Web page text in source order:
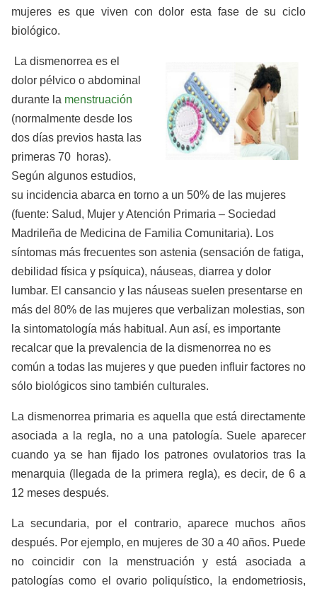
mujeres es que viven con dolor esta fase de su ciclo
biológico.
La dismenorrea es el
dolor pélvico o abdominal
durante la menstruación
(normalmente desde los
dos días previos hasta las
primeras 70 horas).
Según algunos estudios,
su incidencia abarca en torno a un 50% de las mujeres
(fuente: Salud, Mujer y Atención Primaria – Sociedad
Madrileña de Medicina de Familia Comunitaria). Los
síntomas más frecuentes son astenia (sensación de fatiga,
debilidad física y psíquica), náuseas, diarrea y dolor
lumbar. El cansancio y las náuseas suelen presentarse en
más del 80% de las mujeres que verbalizan molestias, son
la sintomatología más habitual. Aun así, es importante
recalcar que la prevalencia de la dismenorrea no es
común a todas las mujeres y que pueden influir factores no
sólo biológicos sino también culturales.
La dismenorrea primaria es aquella que está directamente
asociada a la regla, no a una patología. Suele aparecer
cuando ya se han fijado los patrones ovulatorios tras la
menarquia (llegada de la primera regla), es decir, de 6 a
12 meses después.
La secundaria, por el contrario, aparece muchos años
después. Por ejemplo, en mujeres de 30 a 40 años. Puede
no coincidir con la menstruación y está asociada a
patologías como el ovario poliquístico, la endometriosis,